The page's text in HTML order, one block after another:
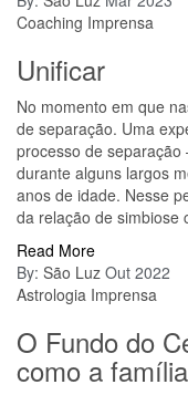
Coaching Imprensa
Unificar
No momento em que
de separação. Uma
processo de
durante alguns largos
anos de idade. Nesse
da relação de simbiose
Read More
By: São Luz Out 2022
Astrologia Imprensa
O Fundo do
como a